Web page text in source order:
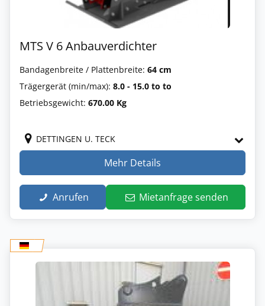
MTS V 6 Anbauverdichter
Bandagenbreite / Plattenbreite: 64 cm
Trägergerät (min/max): 8.0 - 15.0 to to
Betriebsgewicht: 670.00 Kg
DETTINGEN U. TECK
Mehr Details
Anrufen Mietanfrage senden